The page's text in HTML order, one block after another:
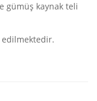
gümüş kaynak teli
edilmektedir.